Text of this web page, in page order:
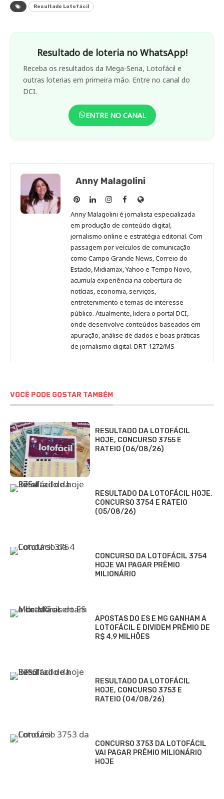
Resultado Lotofácil
Resultado de loteria no WhatsApp!
Receba os resultados da Mega-Sena, Lotofácil e
outras loterias em primeira mão. Entre no canal do
DCI.
ENTRE NO CANAL
Anny Malagolini
Anny
Malagolini
no
Pinterest
Anny
Malagolini
no
LinkedIn
Anny
Malagolini
no
Instagram
Anny
Malagolini
no
Facebook
Site
de
Anny
Malagolini
Anny Malagolini é jornalista especializada
em produção de conteúdo digital,
jornalismo online e estratégia editorial. Com
passagem por veículos de comunicação
como Campo Grande News, Correio do
Estado, Midiamax, Yahoo e Tempo Novo,
acumula experiência na cobertura de
notícias, economia, serviços,
entretenimento e temas de interesse
público. Atualmente, lidera o portal DCI,
onde desenvolve conteúdos baseados em
apuração, análise de dados e boas práticas
de jornalismo digital. DRT 1272/MS
VOCÊ PODE GOSTAR TAMBÉM
RESULTADO DA LOTOFÁCIL
HOJE, CONCURSO 3755 E
RATEIO (06/08/26)
RESULTADO DA LOTOFÁCIL HOJE,
CONCURSO 3754 E RATEIO
(05/08/26)
CONCURSO DA LOTOFÁCIL 3754
HOJE VAI PAGAR PRÊMIO
MILIONÁRIO
APOSTAS DO ES E MG GANHAM A
LOTOFÁCIL E DIVIDEM PRÊMIO DE
R$ 4,9 MILHÕES
RESULTADO DA LOTOFÁCIL
HOJE, CONCURSO 3753 E
RATEIO (04/08/26)
CONCURSO 3753 DA LOTOFÁCIL
VAI PAGAR PRÊMIO MILIONÁRIO
HOJE